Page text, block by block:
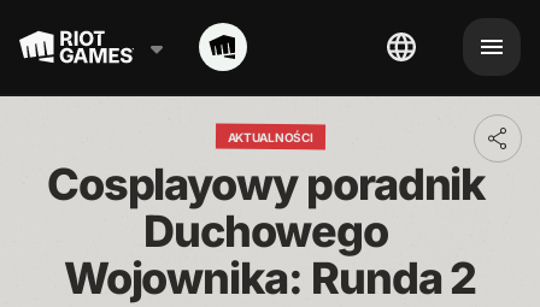
AKTUALNOŚCI
Cosplayowy poradnik
Duchowego
Wojownika: Runda 2